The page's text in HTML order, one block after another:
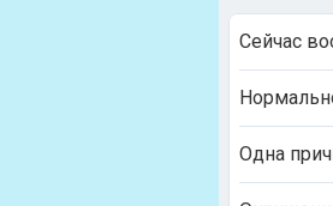
Сейчас
Одна